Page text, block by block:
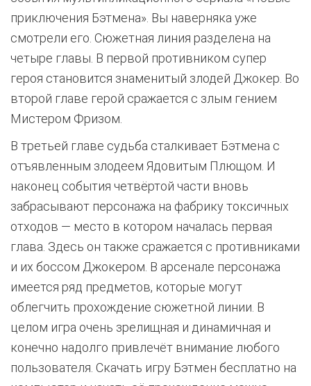
приключения Бэтмена». Вы наверняка уже
смотрели его. Сюжетная линия разделена на
четыре главы. В первой противником супер
героя становится знаменитый злодей Джокер. Во
второй главе герой сражается с злым гением
Мистером Фризом.
В третьей главе судьба сталкивает Бэтмена с
отъявленным злодеем Ядовитым Плющом. И
наконец события четвёртой части вновь
забрасывают персонажа на фабрику токсичных
отходов — место в котором началась первая
глава. Здесь он также сражается с противниками
и их боссом Джокером. В арсенале персонажа
имеется ряд предметов, которые могут
облегчить прохождение сюжетной линии. В
целом игра очень зрелищная и динамичная и
конечно надолго привлечёт внимание любого
пользователя. Скачать игру Бэтмен бесплатно на